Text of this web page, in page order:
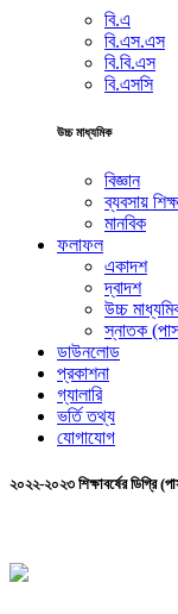
বি.এ
বি.এস.এস
বি.বি.এস
বি.এসসি
উচ্চ মাধ্যমিক
বিজ্ঞান
ব্যবসায়
মানবিক
ফলাফল
একাদশ
দ্বাদশ
উচ্চ
স্নাতক
ডাউনলোড
প্রকাশনা
গ্যালারি
ভর্তি তথ্য
যোগাযোগ
২০২২-২০২৩ শিক্ষাবর্ষের ডিগ্রি